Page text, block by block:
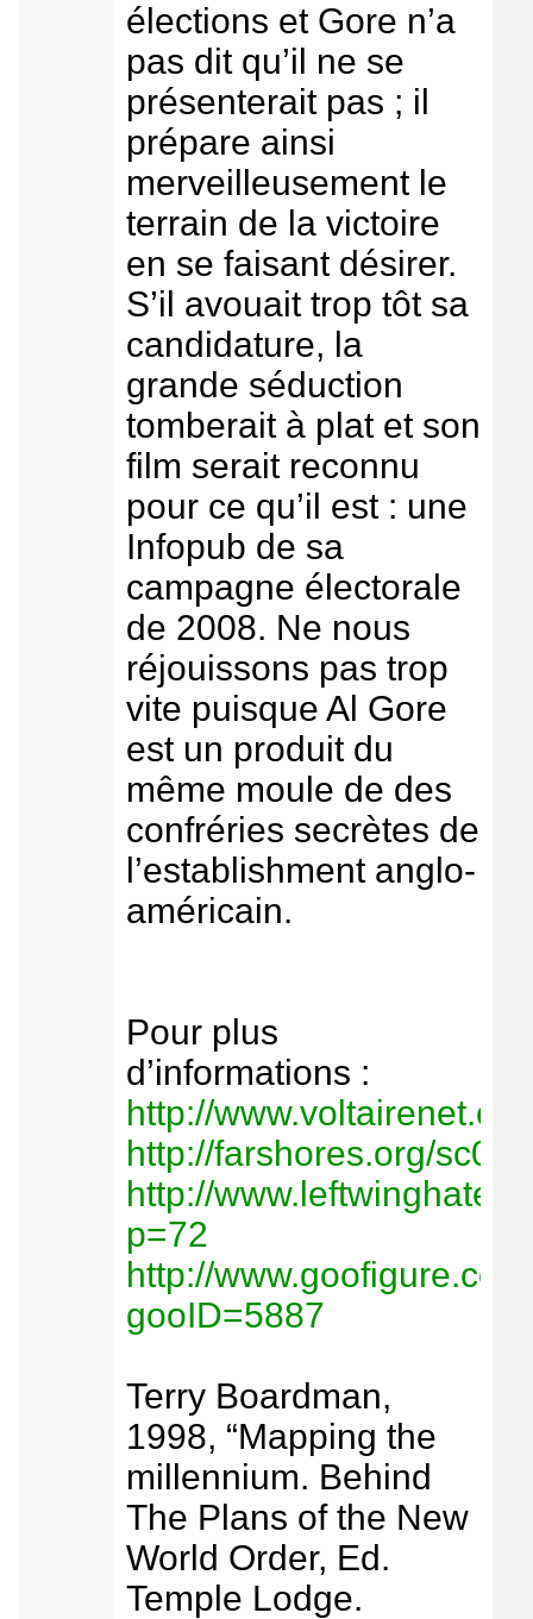
élections et Gore n’a
pas dit qu’il ne se
présenterait pas ; il
prépare ainsi
merveilleusement le
terrain de la victoire
en se faisant désirer.
S’il avouait trop tôt sa
candidature, la
grande séduction
tomberait à plat et son
film serait reconnu
pour ce qu’il est : une
Infopub de sa
campagne électorale
de 2008. Ne nous
réjouissons pas trop
vite puisque Al Gore
est un produit du
même moule de des
confréries secrètes de
l’establishment anglo-
américain.
Pour plus
d’informations :
http://
http://farshores.org/
http://
p=72
http://
gooID=5887
Terry Boardman,
1998, “Mapping the
millennium. Behind
The Plans of the New
World Order, Ed.
Temple Lodge.